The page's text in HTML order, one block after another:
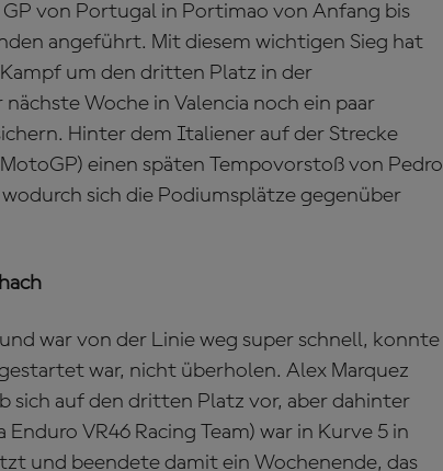
von Portugal in Portimao von Anfang bis
angeführt. Mit diesem wichtigen Sieg hat
um den dritten Platz in der
Woche in Valencia noch ein paar
Hinter dem Italiener auf der Strecke
einen späten Tempovorstoß von Pedro
sich die Podiumsplätze gegenüber
war von der Linie weg super schnell, konnte
war, nicht überholen. Alex Marquez
sich auf den dritten Platz vor, aber dahinter
VR46 Racing Team) war in Kurve 5 in
und beendete damit ein Wochenende, das